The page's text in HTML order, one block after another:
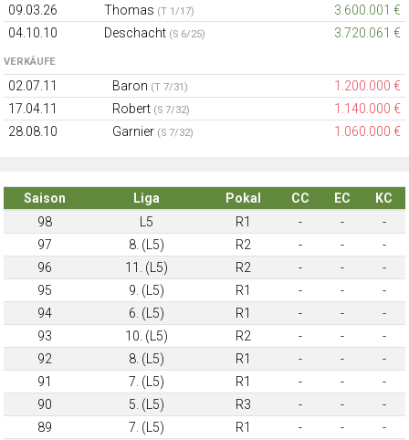
09.03.26
Thomas (T 1/17)
3.600.001 €
04.10.10
Deschacht (S 6/25) 3.720.061 €
VERKÄUFE
02.07.11 Baron (T 7/31)
1.200.000 €
17.04.11
Robert (S 7/32)
1.140.000 €
28.08.10
Garnier (S 7/32) 1.060.000 €
Saison Liga Pokal CC EC
KC
98
L5 R1 - -
-
97
8. (L5) R2 - -
-
96
11. (L5) R2 - -
-
95
9. (L5) R1 - -
-
94
6. (L5) R1 - -
-
93
10. (L5) R2 - -
-
92
8. (L5) R1 - -
-
91
7. (L5) R1 - -
-
90
5. (L5) R3 - -
-
89
7. (L5) R1 - - -